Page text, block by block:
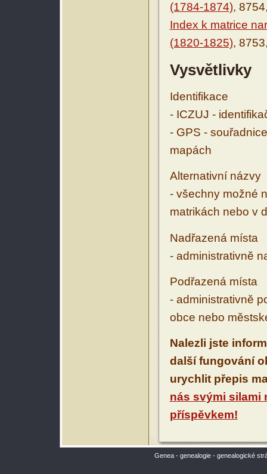
(1784-1874),
Index k matrice
(1820-1825),
Vysvětlivky
Identifikace
- ICZUJ -
- GPS -
mapách
Alternativní názvy
- všechny možné
matrikách nebo v
Nadřazená místa
- administrativně
Podřazená místa
- administrativně
obce nebo
Nalezli jste
další fungování
urychlit přepis
nás svými silami
příspěvkem!
Genea - genealogie - genealogické